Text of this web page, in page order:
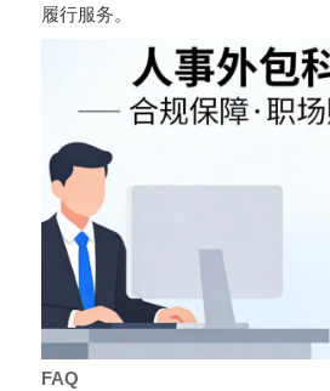
履行服务。
FAQ